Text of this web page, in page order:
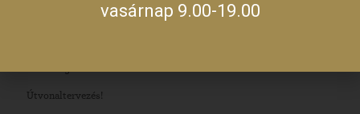
úton, míg Szeged és Debrecen felől a 47-es úton, Békéscsabán
keresztül közelítheted meg. Személyautóval parkolni a Kossuth
Útvonaltervezés!
vasárnap 9.00-19.00